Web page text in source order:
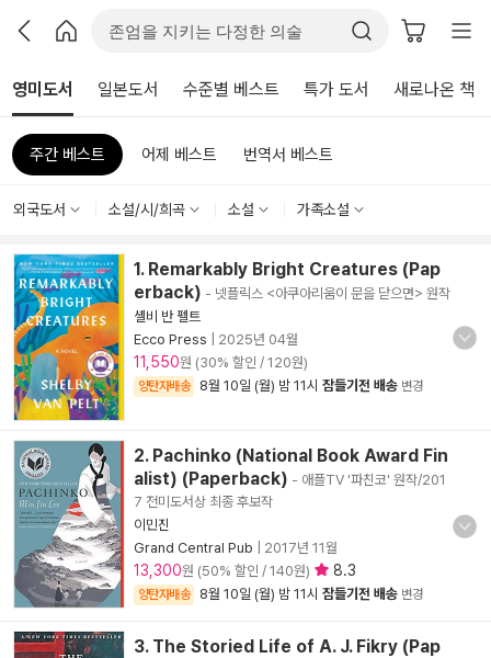
영미도서 일본도서 수준별 베스트 특가 도서 새로나온 책
주간 베스트 어제 베스트 번역서 베스트
외국도서 소설/시/희곡 소설 가족소설
1. Remarkably Bright Creatures (Pap
erback) - 넷플릭스 <아쿠아리움이 문을 닫으면> 원작
셸비 반 펠트
Ecco Press
2025년 04월
11,550원 (30% 할인 / 120원)
양탄자배송 8월 10일 (월) 밤 11시 잠들기전 배송 변경
2. Pachinko (National Book Award Fin
alist) (Paperback) - 애플TV '파친코' 원작/201
7 전미도서상 최종 후보작
이민진
Grand Central Pub
2017년 11월
13,300원 (50% 할인 / 140원) 8.3
양탄자배송 8월 10일 (월) 밤 11시 잠들기전 배송 변경
3. The Storied Life of A. J. Fikry (Pap